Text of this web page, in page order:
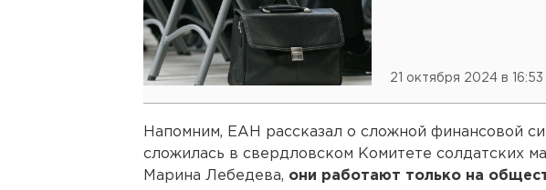
21 октября 2024 в 16:53
Напомним, ЕАН рассказал о сложной финансовой
сложилась в свердловском Комитете солдатских
Марина Лебедева, они работают только на